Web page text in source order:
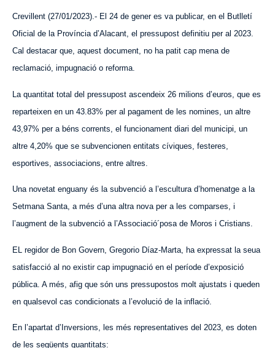
Crevillent (27/01/2023).- El 24 de gener es va publicar, en el Butlletí
Oficial de la Província d’Alacant, el pressupost definitiu per al 2023.
Cal destacar que, aquest document, no ha patit cap mena de
reclamació, impugnació o reforma.
La quantitat total del pressupost ascendeix 26 milions d’euros, que es
reparteixen en un 43.83% per al pagament de les nomines, un altre
43,97% per a béns corrents, el funcionament diari del municipi, un
altre 4,20% que se subvencionen entitats cíviques, festeres,
esportives, associacions, entre altres.
Una novetat enguany és la subvenció a l’escultura d’homenatge a la
Setmana Santa, a més d’una altra nova per a les comparses, i
l’augment de la subvenció a l’Associació´posa de Moros i Cristians.
EL regidor de Bon Govern, Gregorio Díaz-Marta, ha expressat la seua
satisfacció al no existir cap impugnació en el període d’exposició
pública. A més, afig que són uns pressupostos molt ajustats i queden
en qualsevol cas condicionats a l’evolució de la inflació.
En l’apartat d’Inversions, les més representatives del 2023, es doten
de les següents quantitats: